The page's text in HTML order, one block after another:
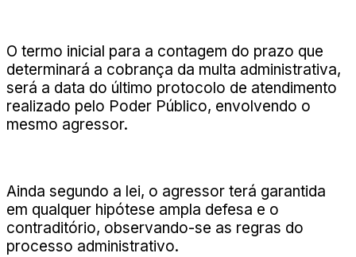
O termo inicial para a contagem do prazo que
determinará a cobrança da multa administrativa,
será a data do último protocolo de atendimento
realizado pelo Poder Público, envolvendo o
mesmo agressor.
Ainda segundo a lei, o agressor terá garantida
em qualquer hipótese ampla defesa e o
contraditório, observando-se as regras do
processo administrativo.